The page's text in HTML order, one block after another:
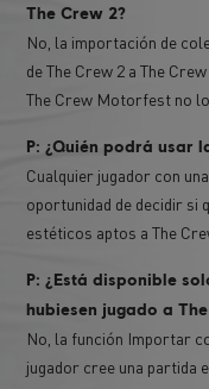
The Crew 2?
No, la importación de
de The Crew 2 a The
The Crew Motorfest no
P: ¿Quién podrá usar
Cualquier jugador con
oportunidad de decidir si
estéticos aptos a The
P: ¿Está disponible
hubiesen jugado a
No, la función Importar
jugador cree una partida